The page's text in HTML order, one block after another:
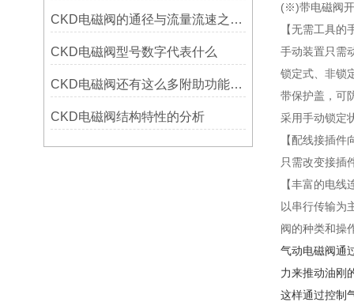
CKD电磁阀的通径与流量流速之间的关联
CKD电磁阀型号数字代表什么
CKD电磁阀还有这么多附助功能，你知道吗？
CKD电磁阀结构特性的分析
(※)带电磁阀
【无需工具的
手动装置只需
锁定式、非锁
带保护盖，可
采用手动锁定
【配线接插件
只需改变接插
【丰富的电线
以串行传输为
阀的种类和操
气动电磁阀通
力来推动油刚
这样通过控制